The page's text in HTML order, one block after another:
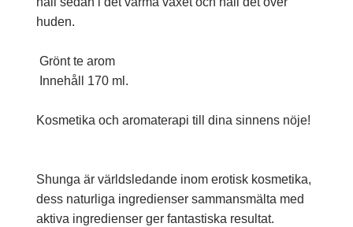
huden.
Grönt te arom
Innehåll 170 ml.
Kosmetika och aromaterapi till dina sinnens nöje!
Shunga är världsledande inom erotisk kosmetika,
dess naturliga ingredienser sammansmälta med
aktiva ingredienser ger fantastiska resultat.